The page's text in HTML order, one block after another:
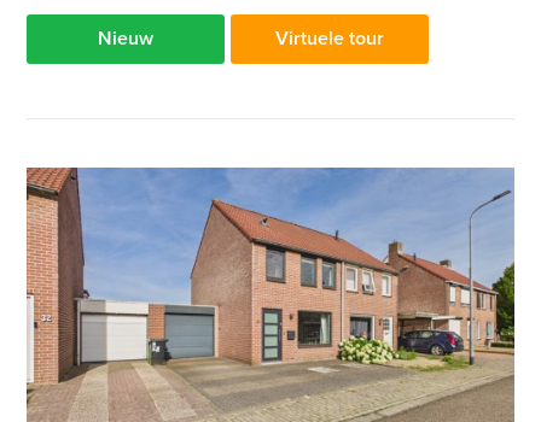
Nieuw Virtuele tour